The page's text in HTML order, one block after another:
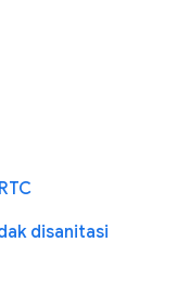
disanitasi